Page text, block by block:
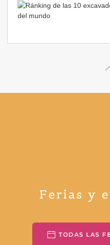
Ferias y
TODAS LAS